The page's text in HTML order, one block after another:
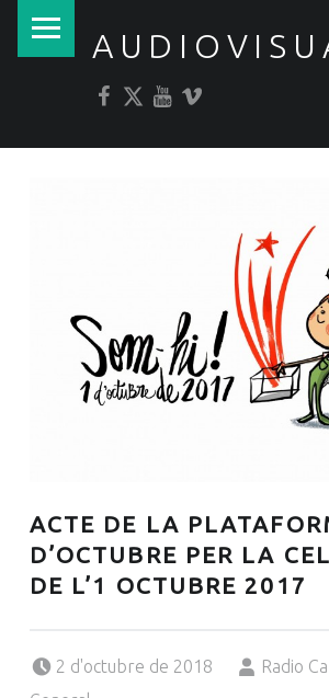
ACTE DE LA
D’OCTUBRE PER LA
DE L’1 OCTUBRE 2017
2 d'octubre de 2018
Radio